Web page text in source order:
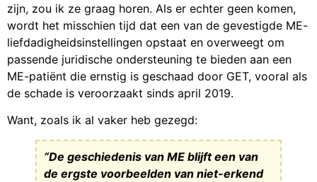
zijn, zou ik ze graag horen. Als er echter geen komen,
wordt het misschien tijd dat een van de gevestigde ME-
liefdadigheidsinstellingen opstaat en overweegt om
passende juridische ondersteuning te bieden aan een
ME-patiënt die ernstig is geschaad door GET, vooral als
de schade is veroorzaakt sinds april 2019.
Want, zoals ik al vaker heb gezegd:
“De geschiedenis van ME blijft een van
de ergste voorbeelden van niet-erkend